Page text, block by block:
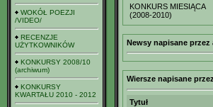
WOKÓŁ POEZJI
/VIDEO/
RECENZJE
UŻYTKOWNIKÓW
KONKURSY 2008/10
(archiwum)
KONKURSY
KWARTAŁU 2010 - 2012
KONKURS MIESIĄCA
(2008-2010)
Newsy napisane przez
Wiersze napisane
Tytuł